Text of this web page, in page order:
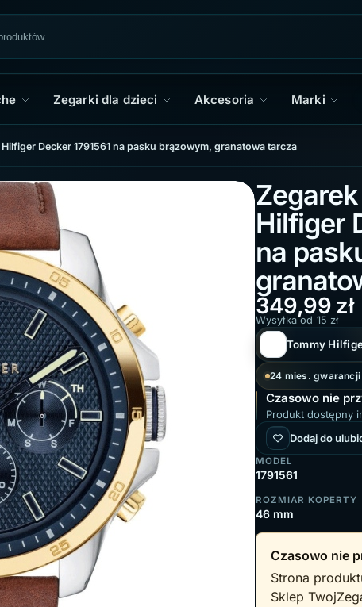
Zegarki dla dzieci Akcesoria Marki
Decker 1791561 na pasku brązowym, granatowa tarcza
Hilfiger
na
349,99 zł
Wysyłka od 15 zł
Tommy
24 mies.
Czasowo nie
Produkt dostępny
Dodaj do
MODEL
1791561
ROZMIAR KOPERTY
46 mm
Czasowo nie
Strona
Sklep